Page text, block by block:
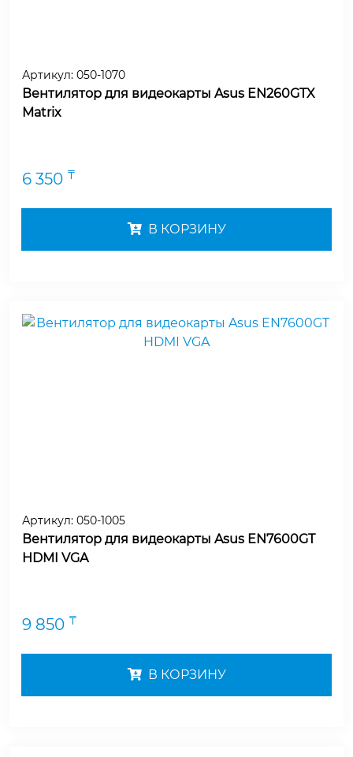
Артикул: 050-1070
Вентилятор для видеокарты Asus EN260GTX
Matrix
6 350 ₸
В КОРЗИНУ
Артикул: 050-1005
Вентилятор для видеокарты Asus EN7600GT
HDMI VGA
9 850 ₸
В КОРЗИНУ